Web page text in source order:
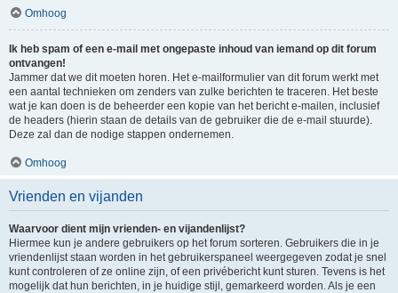
Omhoog
Ik heb spam of een e-mail met ongepaste inhoud van iemand op dit forum
ontvangen!
Jammer dat we dit moeten horen. Het e-mailformulier van dit forum werkt met
een aantal technieken om zenders van zulke berichten te traceren. Het beste
wat je kan doen is de beheerder een kopie van het bericht e-mailen, inclusief
de headers (hierin staan de details van de gebruiker die de e-mail stuurde).
Deze zal dan de nodige stappen ondernemen.
Omhoog
Vrienden en vijanden
Waarvoor dient mijn vrienden- en vijandenlijst?
Hiermee kun je andere gebruikers op het forum sorteren. Gebruikers die in je
vriendenlijst staan worden in het gebruikerspaneel weergegeven zodat je snel
kunt controleren of ze online zijn, of een privébericht kunt sturen. Tevens is het
mogelijk dat hun berichten, in je huidige stijl, gemarkeerd worden. Als je een